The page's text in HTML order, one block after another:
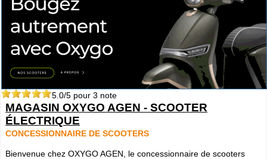
5.0/5 pour 3 note
MAGASIN OXYGO AGEN - SCOOTER
ÉLECTRIQUE
CONCESSIONNAIRE DE SCOOTERS
Bienvenue chez OXYGO AGEN, le concessionnaire de scooters